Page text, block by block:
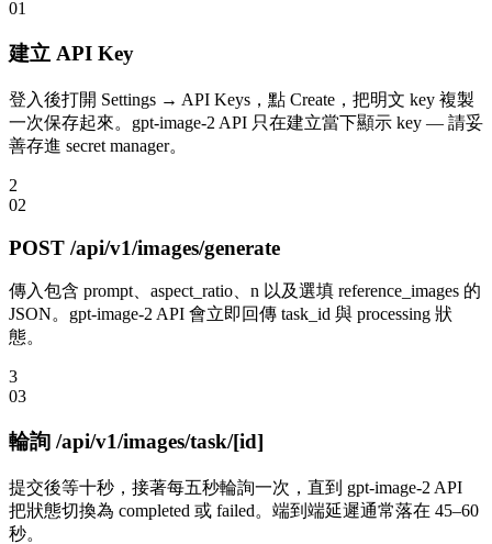
01
建立 API Key
登入後打開 Settings → API Keys，點 Create，把明文 key 複製
一次保存起來。gpt-image-2 API 只在建立當下顯示 key — 請妥
善存進 secret manager。
2
02
POST /api/v1/images/generate
傳入包含 prompt、aspect_ratio、n 以及選填 reference_images 的
JSON。gpt-image-2 API 會立即回傳 task_id 與 processing 狀
態。
3
03
輪詢 /api/v1/images/task/[id]
提交後等十秒，接著每五秒輪詢一次，直到 gpt-image-2 API
把狀態切換為 completed 或 failed。端到端延遲通常落在 45–60
秒。